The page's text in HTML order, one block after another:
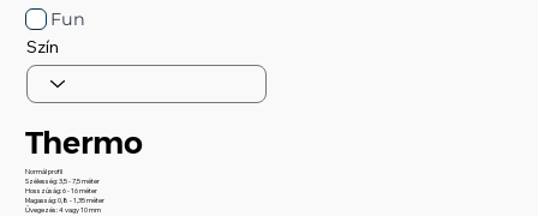
Fun
Szín
Thermo
Normál profil
Szélesség: 3,5 - 7,5 méter
Hosszúság: 6 - 16 méter
Magasság: 0,8 - 1,35 méter
Üvegezés: 4 vagy 10 mm